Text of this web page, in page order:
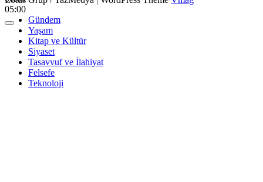
05:00
Gündem
Yaşam
Kitap ve Kültür
Siyaset
Tasavvuf ve İlahiyat
Felsefe
Teknoloji